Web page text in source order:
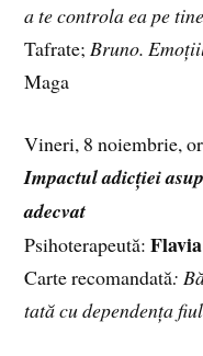
a te controla ea pe
Tafrate;Bruno.
Maga
Vineri, 8 noiembrie,
Impactul adicției
adecvat
Psihoterapeută:
Carte recomandată:
tată cu dependența